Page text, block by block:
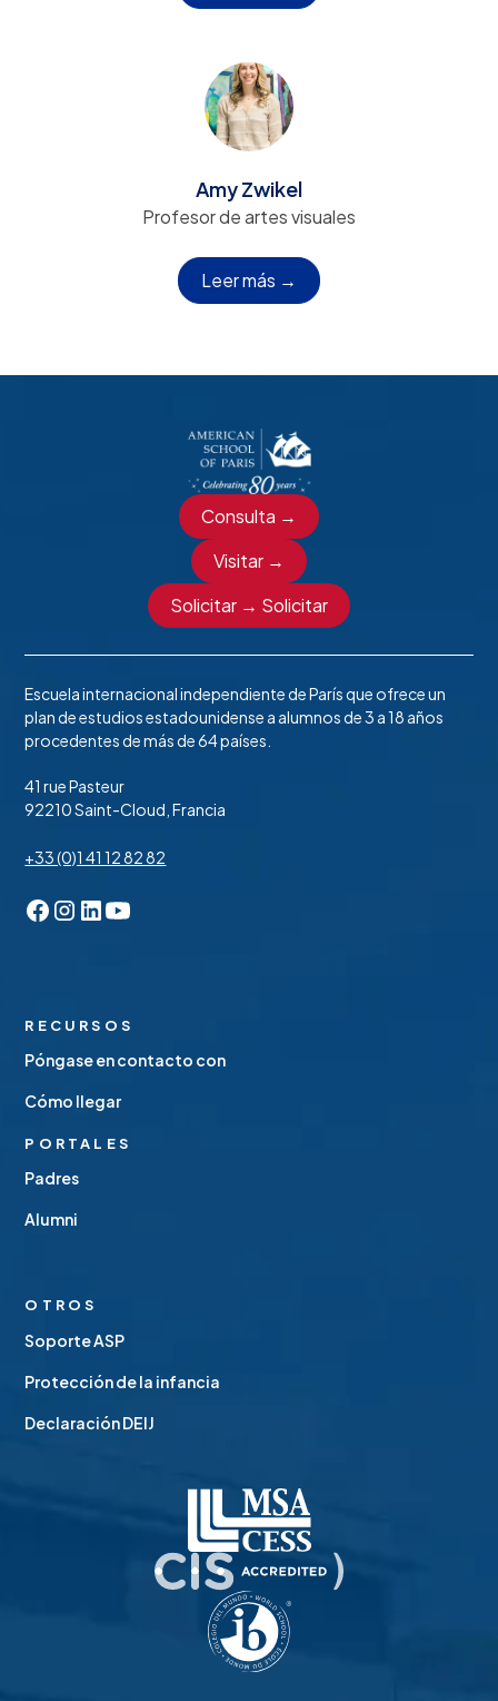
Amy Zwikel
Profesor de artes visuales
Leer más →
Consulta →
Visitar →
Solicitar → Solicitar
Escuela internacional independiente de París que ofrece un
plan de estudios estadounidense a alumnos de 3 a 18 años
procedentes de más de 64 países.
41 rue Pasteur
92210 Saint-Cloud, Francia
+33 (0)1 41 12 82 82
RECURSOS
Póngase en contacto con
Cómo llegar
PORTALES
Padres
Alumni
OTROS
Soporte ASP
Protección de la infancia
Declaración DEIJ